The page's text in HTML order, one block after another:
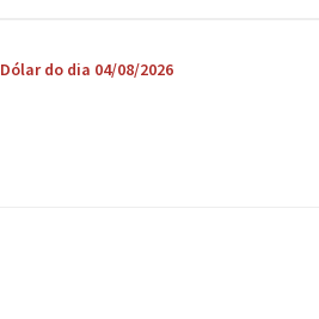
Dólar do dia 04/08/2026